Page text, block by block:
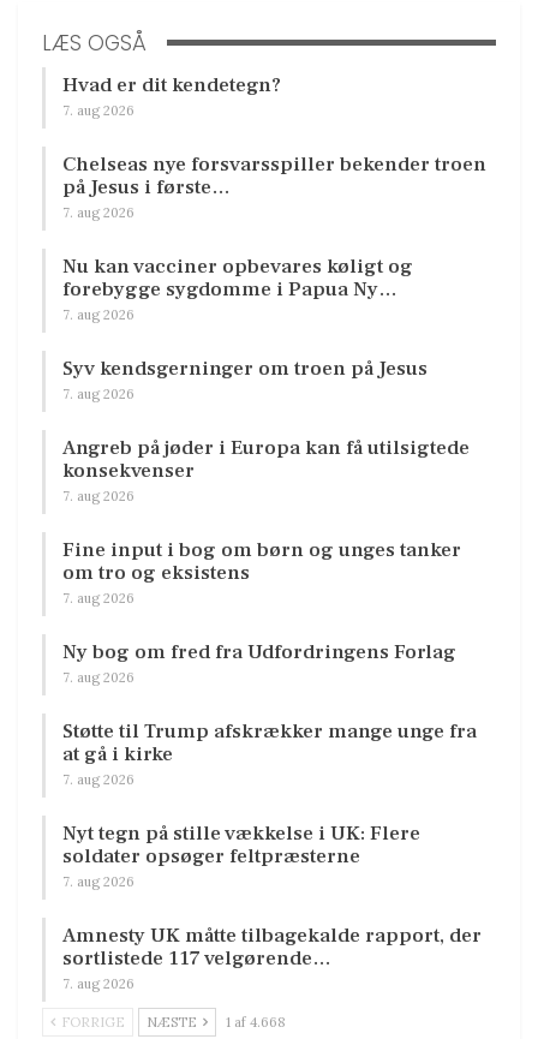
LÆS OGSÅ
Hvad er dit kendetegn?
7. aug 2026
Chelseas nye forsvarsspiller bekender troen
på Jesus i første…
7. aug 2026
Nu kan vacciner opbevares køligt og
forebygge sygdomme i Papua Ny…
7. aug 2026
Syv kendsgerninger om troen på Jesus
7. aug 2026
Angreb på jøder i Europa kan få utilsigtede
konsekvenser
7. aug 2026
Fine input i bog om børn og unges tanker
om tro og eksistens
7. aug 2026
Ny bog om fred fra Udfordringens Forlag
7. aug 2026
Støtte til Trump afskrækker mange unge fra
at gå i kirke
7. aug 2026
Nyt tegn på stille vækkelse i UK: Flere
soldater opsøger feltpræsterne
7. aug 2026
Amnesty UK måtte tilbagekalde rapport, der
sortlistede 117 velgørende…
7. aug 2026
FORRIGE NÆSTE 1 af 4.668